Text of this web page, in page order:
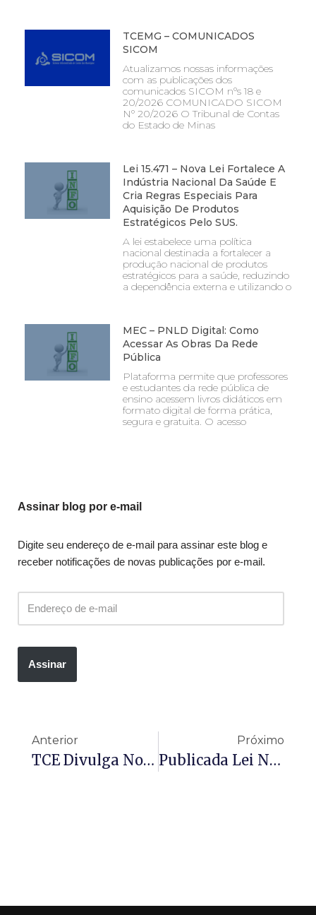
TCEMG – COMUNICADOS
SICOM
Atualizamos nossas informações
com as publicações dos
comunicados SICOM nºs 18 e
20/2026 COMUNICADO SICOM
Nº 20/2026 O Tribunal de Contas
do Estado de Minas
Lei 15.471 – Nova Lei Fortalece A
Indústria Nacional Da Saúde E
Cria Regras Especiais Para
Aquisição De Produtos
Estratégicos Pelo SUS.
A lei estabelece uma política
nacional destinada a fortalecer a
produção nacional de produtos
estratégicos para a saúde, reduzindo
a dependência externa e utilizando o
MEC – PNLD Digital: Como
Acessar As Obras Da Rede
Pública
Plataforma permite que professores
e estudantes da rede pública de
ensino acessem livros didáticos em
formato digital de forma prática,
segura e gratuita. O acesso
Assinar blog por e-mail
Digite seu endereço de e-mail para assinar este blog e
receber notificações de novas publicações por e-mail.
Assinar
Anterior
TCE Divulga Novos Comunicados SICOM. Confira!
Próximo
Publicada Lei Nº 15.191 Que Modifica O Valor Da Tabela Progressiva Mensal Do IRPF E Revoga MP Nº 1.294